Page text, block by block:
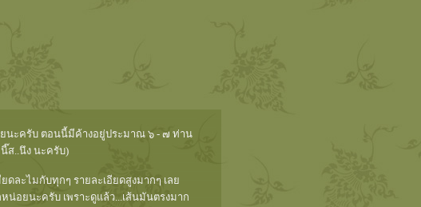
นะครับ ตอนนี้มีค้างอยู่ประมาณ ๖ - ๗ ท่าน
ส..นึง นะครับ)
ดละไมกับทุกๆ รายละเอียดสูงมากๆ เลย
น่อยนะครับ เพราะดูแล้ว...เส้นมันตรงมาก